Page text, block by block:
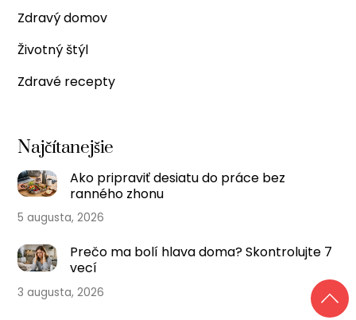
Zdravý domov
Životný štýl
Zdravé recepty
Najčítanejšie
Ako pripraviť desiatu do práce bez
ranného zhonu
5 augusta, 2026
Prečo ma bolí hlava doma? Skontrolujte 7
vecí
3 augusta, 2026